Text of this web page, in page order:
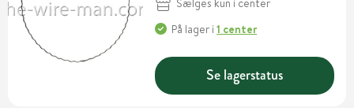
Sælges kun i center
På lager i1 center
Se lagerstatus